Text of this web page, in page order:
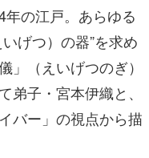
の江戸。あらゆる
げつ）の器”を求め
」（えいげつのぎ）
子・宮本伊織と、
バー」の視点から描